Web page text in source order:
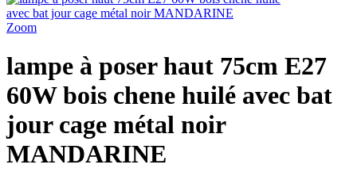
Zoom
lampe à poser haut 75cm E27
60W bois chene huilé avec bat
jour cage métal noir
MANDARINE